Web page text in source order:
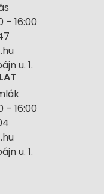
– 16:00
u. 1.
– 16:00
u. 1.